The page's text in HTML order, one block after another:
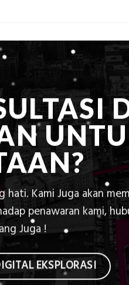
hati. Kami Juga akan
penawaran kami,
Juga !
EKSPLORASI